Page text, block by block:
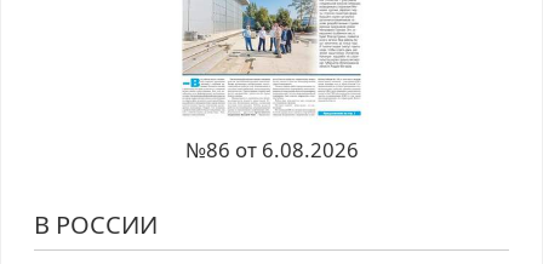
№86 от 6.08.2026
В РОССИИ